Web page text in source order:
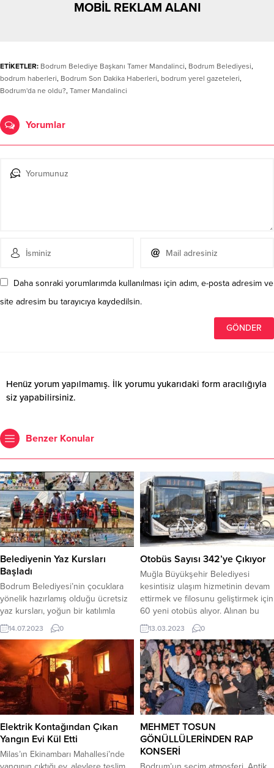
MOBİL REKLAM ALANI
ETİKETLER: Bodrum Belediye Başkanı Tamer Mandalinci, Bodrum Belediyesi,
bodrum haberleri, Bodrum Son Dakika Haberleri, bodrum yerel gazeteleri,
Bodrum'da ne oldu?, Tamer Mandalinci
Yorumlar
Daha sonraki yorumlarımda kullanılması için adım, e-posta adresim ve
site adresim bu tarayıcıya kaydedilsin.
Henüz yorum yapılmamış. İlk yorumu yukarıdaki form aracılığıyla
siz yapabilirsiniz.
Benzer Konular
Belediyenin Yaz Kursları
Başladı
Bodrum Belediyesi’nin çocuklara
yönelik hazırlamış olduğu ücretsiz
yaz kursları, yoğun bir katılımla
başladı. Bodrum Belediyesi ve
Bodrum Halk Eğitim Merkezi
Müdürlüğü tarafından iş birliği
protokolü kapsamında
gerçekleştirilen yaz kursları başladı.
Okulların açılma haftasına kadar
devam edecek olan kurslara
yaklaşık 3 bin 200 çocuk başvurdu.
İlk ve ortaokul derslerinin yanı
sıra...
14.07.2023 0
Otobüs Sayısı 342’ye Çıkıyor
Muğla Büyükşehir Belediyesi
kesintisiz ulaşım hizmetinin devam
ettirmek ve filosunu geliştirmek için
60 yeni otobüs alıyor. Alınan bu
otobüslerle 282 olan otobüs
sayısını 342’ye çıkarıyor. Muğla
Büyükşehir Belediyesi otobüs
filosunu gençleştirmek, ulaşım ağını
genişletmek ve modern taşıma
hizmetini devam ettirmek için 60
adet yeni otobüs alıyor. Büyükşehir
Belediyesi tarafından alımı...
13.03.2023 0
Elektrik Kontağından Çıkan
Yangın Evi Kül Etti
Milas’ın Ekinambarı Mahallesi’nde
MEHMET TOSUN
GÖNÜLLÜLERİNDEN RAP
KONSERİ